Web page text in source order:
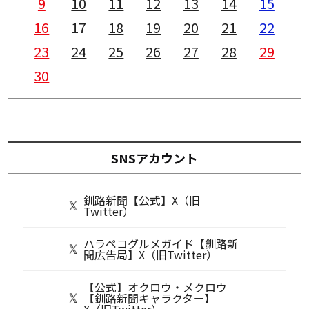
16
17 18 19 20 21
22
23
24 25 26 27 28
29
30
SNSアカウント
釧路新聞【公式】X（旧
Twitter）
ハラペコグルメガイド【釧路新
聞広告局】X（旧Twitter）
【公式】オクロウ・メクロウ
【釧路新聞キャラクター】